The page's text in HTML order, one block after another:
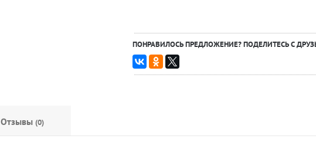
ПОНРАВИЛОСЬ ПРЕДЛОЖЕНИЕ? ПОДЕЛИТЕСЬ С
Отзывы (0)